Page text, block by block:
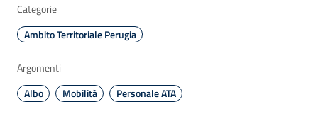
Categorie
Ambito Territoriale Perugia
Argomenti
Albo
Mobilità Personale ATA